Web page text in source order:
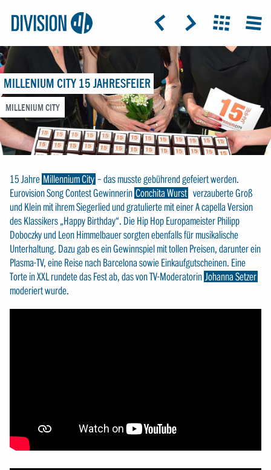
Logo:
Division4
ICON: ARROW-LEFT
ICON: ARROW-RIGHT
ICON:
MILLENIUM CITY 15 JAHRESFEIER
MILLENIUM CITY
15 Jahre Millennium City – das musste gebührend gefeiert werden.
Eurovision Song Contest Gewinnerin Conchita Wurst verzauberte Groß
und Klein mit ihrem Siegerlied und gratulierte mit einer A capella Version
des Klassikers „Happy Birthday“. Die Hip Hop Europameister Philipp
Doboczky und Leon Himmelbauer sorgten ebenfalls für musikalische
Unterhaltung. Dazu gab es ein Gewinnspiel mit tollen Preisen, darunter ein
Plasma-TV, eine Reise nach Barcelona sowie Einkaufgutscheinen. Eine
Torte in XXL rundete das Fest ab, das von TV-Moderatorin Johanna Setzer
moderiert wurde.